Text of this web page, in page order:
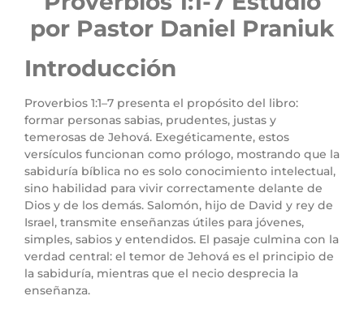
por Pastor Daniel Praniuk
Introducción
Proverbios 1:1–7 presenta el propósito del libro:
formar personas sabias, prudentes, justas y
temerosas de Jehová. Exegéticamente, estos
versículos funcionan como prólogo, mostrando que la
sabiduría bíblica no es solo conocimiento intelectual,
sino habilidad para vivir correctamente delante de
Dios y de los demás. Salomón, hijo de David y rey de
Israel, transmite enseñanzas útiles para jóvenes,
simples, sabios y entendidos. El pasaje culmina con la
verdad central: el temor de Jehová es el principio de
la sabiduría, mientras que el necio desprecia la
enseñanza.